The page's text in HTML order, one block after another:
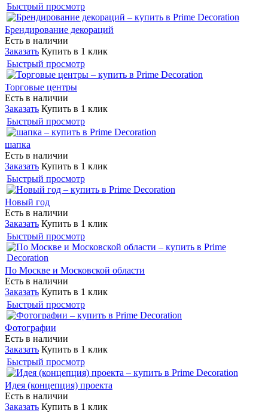
Быстрый просмотр
Брендирование декораций
Есть в наличии
Заказать Купить в 1 клик
Быстрый просмотр
Торговые центры
Есть в наличии
Заказать Купить в 1 клик
Быстрый просмотр
шапка
Есть в наличии
Заказать Купить в 1 клик
Быстрый просмотр
Новый год
Есть в наличии
Заказать Купить в 1 клик
Быстрый просмотр
По Москве и Московской области
Есть в наличии
Заказать Купить в 1 клик
Быстрый просмотр
Фотографии
Есть в наличии
Заказать Купить в 1 клик
Быстрый просмотр
Идея (концепция) проекта
Есть в наличии
Заказать Купить в 1 клик